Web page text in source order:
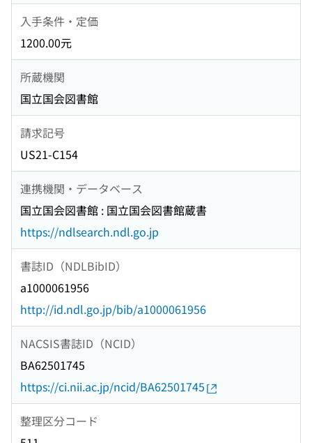
入手条件・定価
1200.00元
所蔵機関
国立国会図書館
請求記号
US21-C154
連携機関・データベース
国立国会図書館 : 国立国会図書館蔵書
https://ndlsearch.ndl.go.jp
書誌ID（NDLBibID）
a1000061956
http://id.ndl.go.jp/bib/a1000061956
NACSIS書誌ID（NCID）
BA62501745
https://ci.nii.ac.jp/ncid/BA62501745
整理区分コード